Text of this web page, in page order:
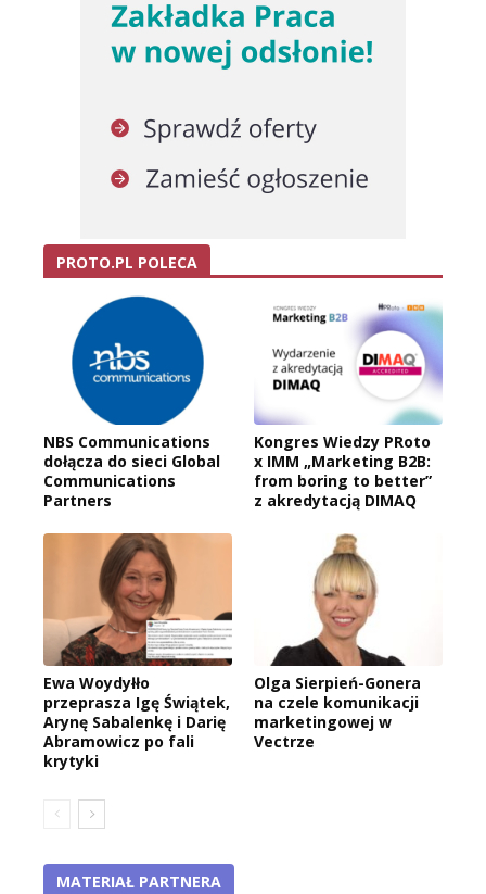
PROTO.PL POLECA
NBS Communications
dołącza do sieci Global
Communications
Partners
Kongres Wiedzy PRoto
x IMM „Marketing B2B:
from boring to better”
z akredytacją DIMAQ
Ewa Woydyłło
przeprasza Igę Świątek,
Arynę Sabalenkę i Darię
Abramowicz po fali
krytyki
Olga Sierpień-Gonera
na czele komunikacji
marketingowej w
Vectrze
MATERIAŁ PARTNERA